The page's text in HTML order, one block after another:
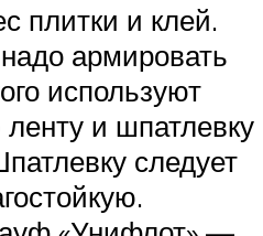
плитки и клей.
армировать
используют
и шпатлевку
следует